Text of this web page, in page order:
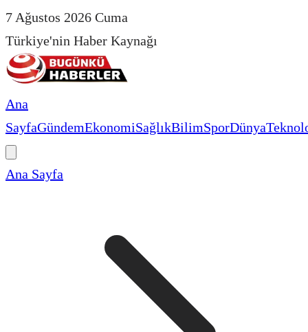
7 Ağustos 2026 Cuma
Türkiye'nin Haber Kaynağı
Ana
SayfaGündemEkonomiSağlıkBilimSporDünya
Ana Sayfa